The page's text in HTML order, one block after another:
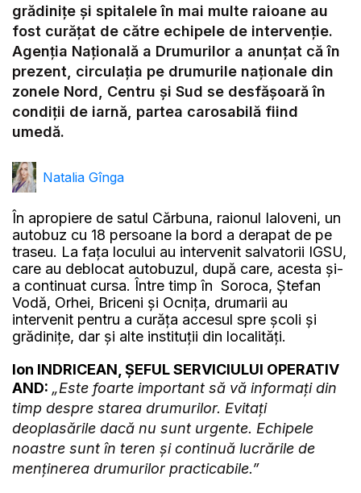
grădinițe și spitalele în mai multe raioane au
fost curățat de către echipele de intervenție.
Agenția Națională a Drumurilor a anunțat că în
prezent, circulația pe drumurile naționale din
zonele Nord, Centru și Sud se desfășoară în
condiții de iarnă, partea carosabilă fiind
umedă.
Natalia Gînga
În apropiere de satul Cărbuna, raionul Ialoveni, un
autobuz cu 18 persoane la bord a derapat de pe
traseu. La fața locului au intervenit salvatorii IGSU,
care au deblocat autobuzul, după care, acesta și-
a continuat cursa. Între timp în Soroca, Ștefan
Vodă, Orhei, Briceni și Ocnița, drumarii au
intervenit pentru a curăța accesul spre școli și
grădinițe, dar și alte instituții din localități.
Ion INDRICEAN, ȘEFUL SERVICIULUI OPERATIV
AND: „Este foarte important să vă informați din
timp despre starea drumurilor. Evitați
deoplasările dacă nu sunt urgente. Echipele
noastre sunt în teren și continuă lucrările de
menținerea drumurilor practicabile.”